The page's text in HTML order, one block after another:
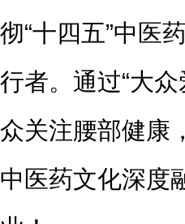
彻“十四五”中医
行者。通过“大
众关注腰部健康
中医药文化深度